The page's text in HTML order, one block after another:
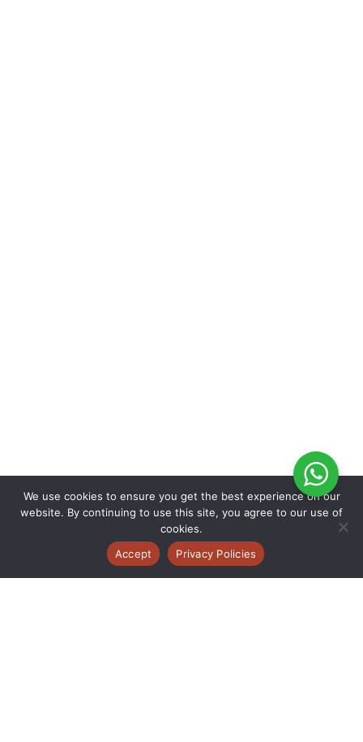
We use cookies to ensure you get the best experience on our
website. By continuing to use this site, you agree to our use of
cookies.
Accept
Privacy Policies